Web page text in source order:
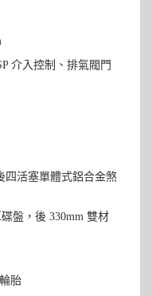
介入控制、排氣閥門
四活塞單體式鋁合金煞
盤，後 330mm 雙材
胎